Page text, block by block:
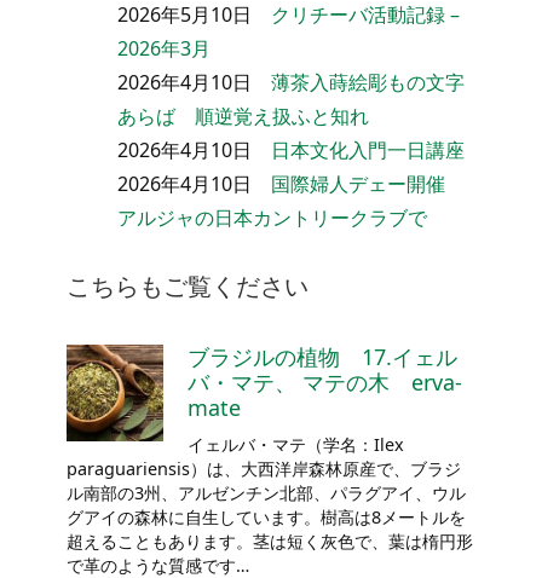
2026年5月10日 クリチーバ活動記録 –
2026年3月
2026年4月10日 薄茶入蒔絵彫もの文字
あらば 順逆覚え扱ふと知れ
2026年4月10日 日本文化入門一日講座
2026年4月10日 国際婦人デェー開催
アルジャの日本カントリークラブで
こちらもご覧ください
ブラジルの植物 17.イェル
バ・マテ、 マテの木 erva-
mate
イェルバ・マテ（学名：Ilex
paraguariensis）は、大西洋岸森林原産で、ブラジ
ル南部の3州、アルゼンチン北部、パラグアイ、ウル
グアイの森林に自生しています。樹高は8メートルを
超えることもあります。茎は短く灰色で、葉は楕円形
で革のような質感です…